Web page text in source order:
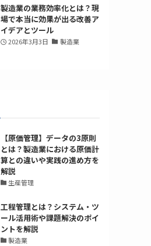
製造業の業務効率化とは？現
場で本当に効果が出る改善ア
イデアとツール
2026年3月3日 製造業
【原価管理】データの3原則
とは？製造業における原価計
算との違いや実践の進め方を
解説
生産管理
工程管理とは？システム・ツ
ール活用術や課題解決のポイ
ントを解説
製造業